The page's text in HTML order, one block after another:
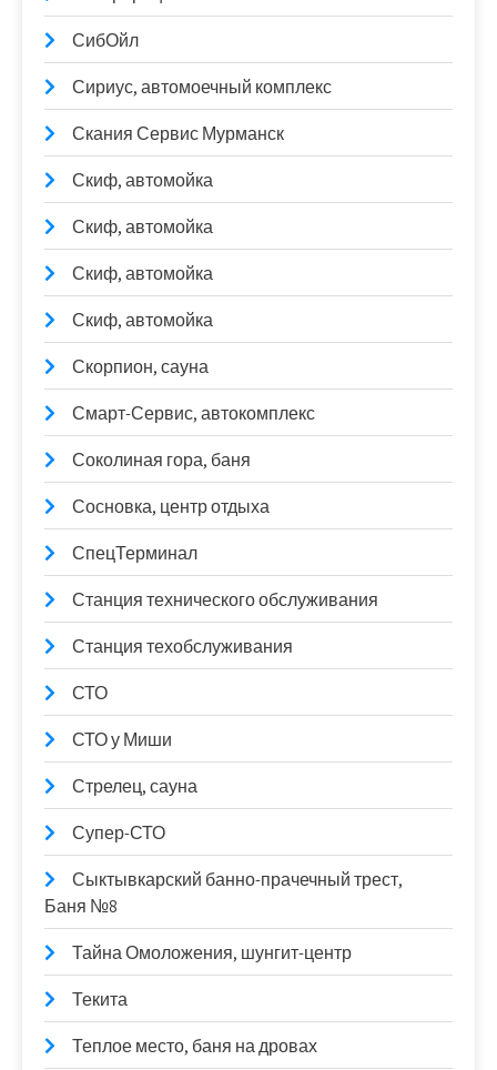
СибОйл
Сириус, автомоечный комплекс
Скания Сервис Мурманск
Скиф, автомойка
Скиф, автомойка
Скиф, автомойка
Скиф, автомойка
Скорпион, сауна
Смарт-Сервис, автокомплекс
Соколиная гора, баня
Сосновка, центр отдыха
СпецТерминал
Станция технического обслуживания
Станция техобслуживания
СТО
СТО у Миши
Стрелец, сауна
Супер-СТО
Сыктывкарский банно-прачечный трест,
Баня №8
Тайна Омоложения, шунгит-центр
Текита
Теплое место, баня на дровах